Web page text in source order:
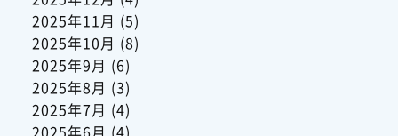
2025年11月 (5)
2025年10月 (8)
2025年9月 (6)
2025年8月 (3)
2025年7月 (4)
2025年6月 (4)